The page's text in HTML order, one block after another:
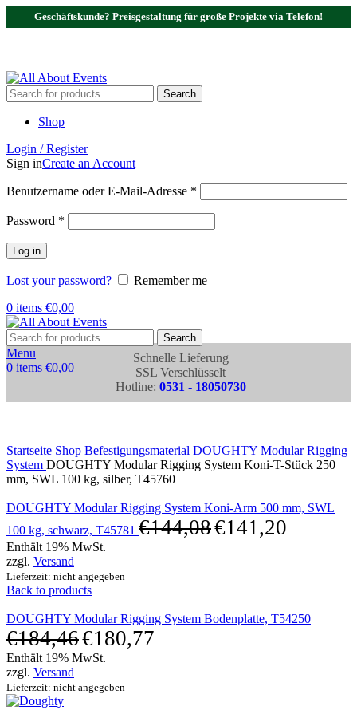
Geschäftskunde? Preisgestaltung für große Projekte via Telefon!
Search
Shop
Login / Register
Sign inCreate an Account
Benutzername oder E-Mail-Adresse *
Password *
Log in
Lost your password?
Remember me
0 items €0,00
Search
Menu
0 items €0,00
Schnelle Lieferung
SSL Verschlüsselt
Hotline: 0531 - 18050730
Startseite Shop Befestigungsmaterial DOUGHTY Modular Rigging
System DOUGHTY Modular Rigging System Koni-T-Stück 250
mm, SWL 100 kg, silber, T45760
DOUGHTY Modular Rigging System Koni-Arm 500 mm, SWL
100 kg, schwarz, T45781 €144,08€141,20
Enthält 19% MwSt.
zzgl. Versand
Lieferzeit: nicht angegeben
Back to products
DOUGHTY Modular Rigging System Bodenplatte, T54250
€184,46€180,77
Enthält 19% MwSt.
zzgl. Versand
Lieferzeit: nicht angegeben